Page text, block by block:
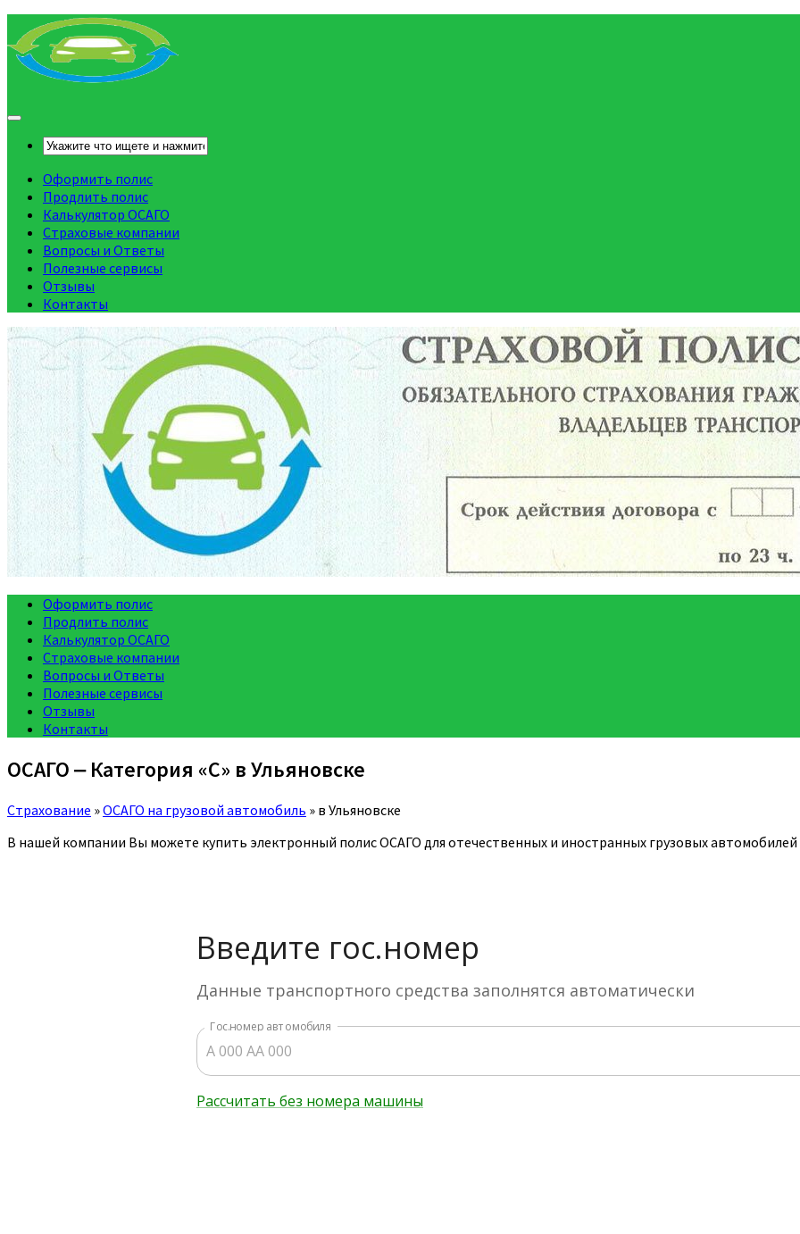
Оформить полис
Продлить полис
Калькулятор ОСАГО
Страховые компании
Вопросы и Ответы
Полезные сервисы
Отзывы
Контакты
Оформить полис
Продлить полис
Калькулятор ОСАГО
Страховые компании
Вопросы и Ответы
Полезные сервисы
Отзывы
Контакты
ОСАГО ‒ Категория «C» в Ульяновске
Страхование »ОСАГО на грузовой автомобиль » в Ульяновске
В нашей компании Вы можете купить электронный полис ОСАГО для отечественных и иностранных грузовых автомобилей